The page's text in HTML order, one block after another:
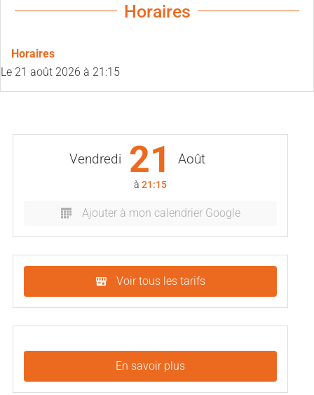
Horaires
Horaires
Le 21 août 2026 à 21:15
Vendredi 21 Août
à 21:15
Ajouter à mon calendrier Google
Voir tous les tarifs
En savoir plus